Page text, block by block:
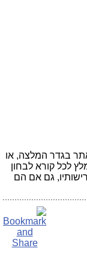
בגדר המלצה, או
לכל קורא לבחון
גם אם הם